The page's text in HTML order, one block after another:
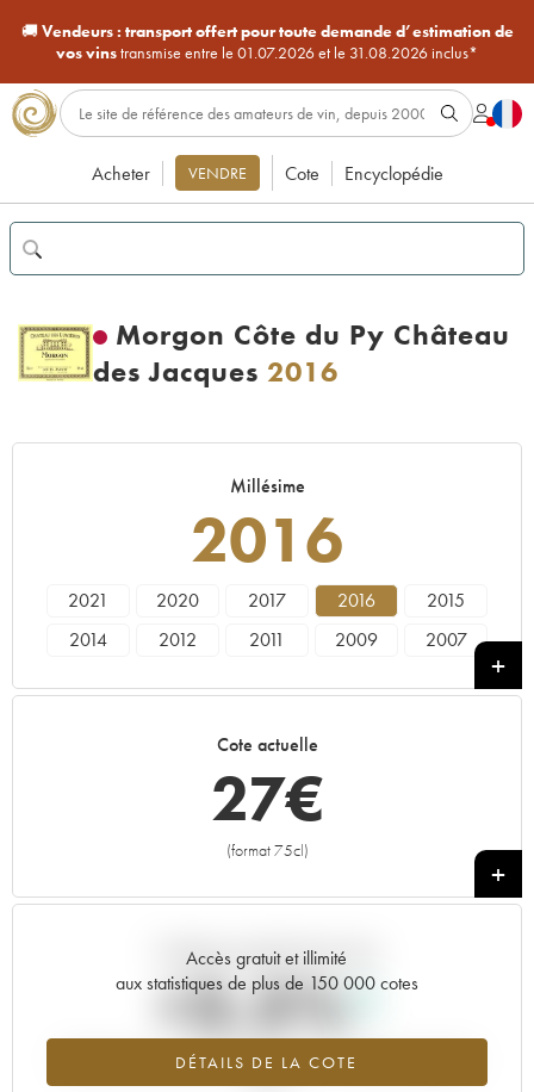
🚚Vendeurs : transport offert pour toute demande d’estimation de
vos vinstransmise entre le 01.07.2026 et le 31.08.2026 inclus*
Acheter VENDRE Cote Encyclopédie
Morgon Côte du Py Château
des Jacques 2016
Millésime
2016
2021 2020 2017 2016
2015
2014
2012 2011 2009
2007
Cote actuelle
27€
(format 75cl)
+
Accès gratuit et illimité
aux statistiques de plus de 150 000 cotes
DÉTAILS DE LA COTE
Tendance actuelle de la cote
+3.5%
Tendance à la hausse du millésime 2016 en 2026 par rapport à